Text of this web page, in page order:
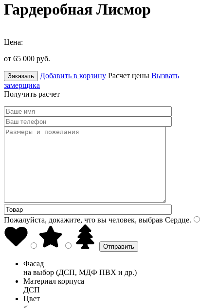
Гардеробная Лисмор
Цена:
от 65 000 руб.
Заказать Добавить в корзину Расчет цены Вызвать
замерщика
Получить расчет
Пожалуйста, докажите, что вы человек, выбрав Сердце.
Фасад
на выбор (ДСП, МДФ ПВХ и др.)
Материал корпуса
ДСП
Цвет